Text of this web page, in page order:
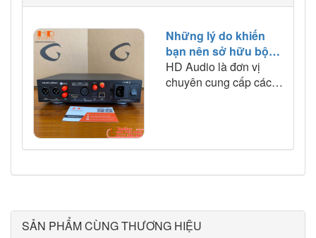
Những lý do khiến
bạn nên sở hữu bộ
giải mã DAC
GUSTARD X18 ngay
HD Audio là đơn vị
chuyên cung cấp các
nhất. Chất âm và
được tiếp cận và sử
SẢN PHẨM CÙNG THƯƠNG HIỆU